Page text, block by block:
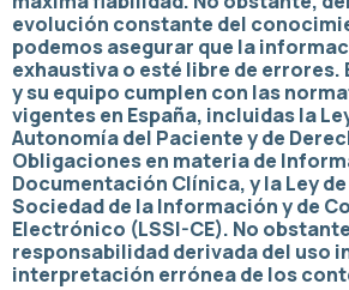
evolución constante del
podemos asegurar que la
exhaustiva o esté libre de errores.
y su equipo cumplen con las
vigentes en España, incluidas la
Autonomía del Paciente y de
Obligaciones en materia de
Documentación Clínica, y la Ley
Sociedad de la Información y de
Electrónico (LSSI-CE). No
responsabilidad derivada del uso
interpretación errónea de los